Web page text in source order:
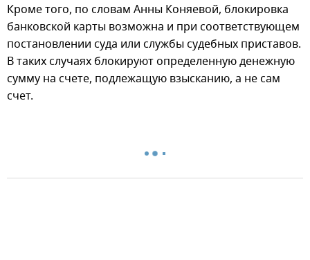
Кроме того, по словам Анны Коняевой, блокировка
банковской карты возможна и при соответствующем
постановлении суда или службы судебных приставов.
В таких случаях блокируют определенную денежную
сумму на счете, подлежащую взысканию, а не сам
счет.